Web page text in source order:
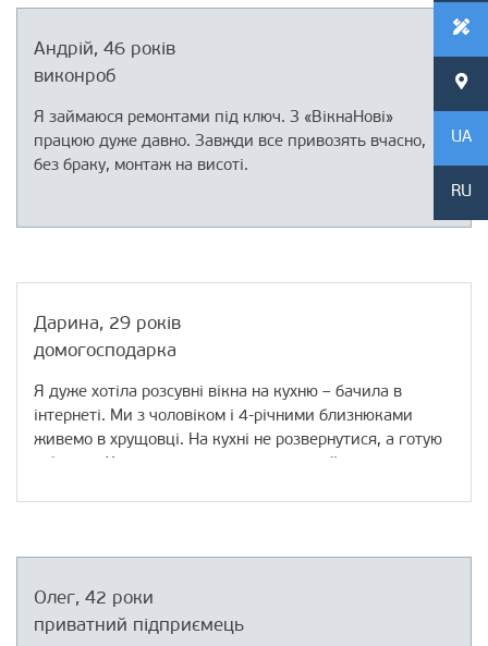
Андрій, 46 років
виконроб
Я займаюся ремонтами під ключ. З «ВікнаНові»
працюю дуже давно. Завжди все привозять вчасно,
без браку, монтаж на висоті.
Дарина, 29 років
домогосподарка
Я дуже хотіла розсувні вікна на кухню – бачила в
інтернеті. Ми з чоловіком і 4-річними близнюками
живемо в хрущовці. На кухні не розвернутися, а готую
розсувних. Так, обійшлося дорожче, але не набагато.
нормальні ціни і гарні відгуки по якості.
Олег, 42 роки
приватний підприємець
UA
RU